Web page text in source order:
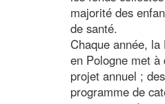
majorité des
de santé.
Chaque année,
en Pologne met
projet annuel ;
programme de